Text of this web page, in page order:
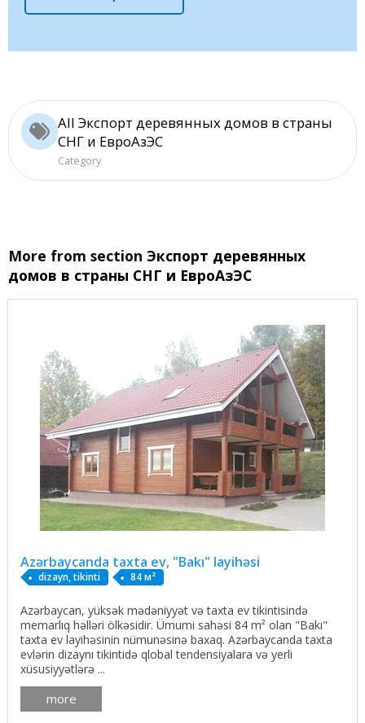
All Экспорт деревянных домов в страны
СНГ и ЕвроАзЭС
Category
More from section Экспорт деревянных
домов в страны СНГ и ЕвроАзЭС
Azərbaycanda taxta ev, "Bakı" layihəsi
dizayn, tikinti 84 м²
Azərbaycan, yüksək mədəniyyət və taxta ev tikintisində
memarlıq həlləri ölkəsidir. Ümumi sahəsi 84 m² olan "Bakı"
taxta ev layihəsinin nümunəsinə baxaq. Azərbaycanda taxta
evlərin dizaynı tikintidə qlobal tendensiyalara və yerli
xüsusiyyətlərə ...
more